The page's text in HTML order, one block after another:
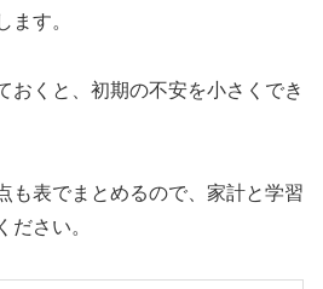
ます。
おくと、初期の不安を小さくでき
も表でまとめるので、家計と学習
ださい。